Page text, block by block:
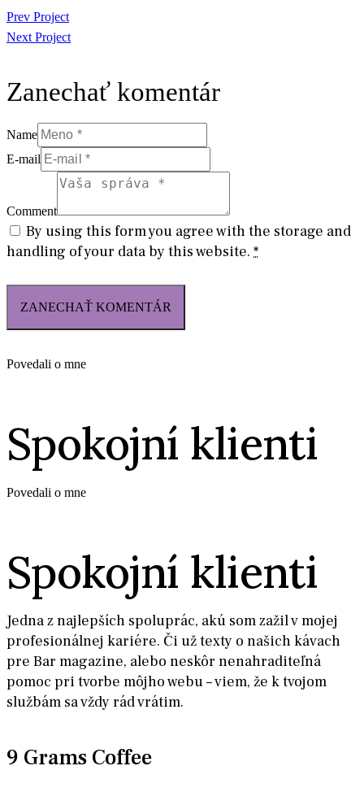
Navigácia
článku
Prev Project
Next Project
Zanechať komentár
Name
E-mail
Comment
By using this form you agree with the storage and
handling of your data by this website. *
Povedali o mne
Spokojní klienti
Povedali o mne
Spokojní klienti
Jedna z najlepších spoluprác, akú som zažil v mojej
profesionálnej kariére. Či už texty o našich kávach
pre Bar magazine, alebo neskôr nenahraditeľná
pomoc pri tvorbe môjho webu – viem, že k tvojom
službám sa vždy rád vrátim.
9 Grams Coffee